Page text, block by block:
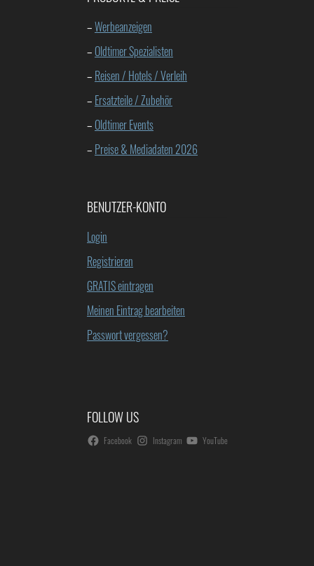
–Werbeanzeigen
– Oldtimer Spezialisten
– Reisen / Hotels / Verleih
– Ersatzteile / Zubehör
– Oldtimer Events
– Preise & Mediadaten 2026
BENUTZER-KONTO
Login
Registrieren
GRATIS eintragen
Meinen Eintrag bearbeiten
Passwort vergessen?
FOLLOW US
Facebook Instagram YouTube